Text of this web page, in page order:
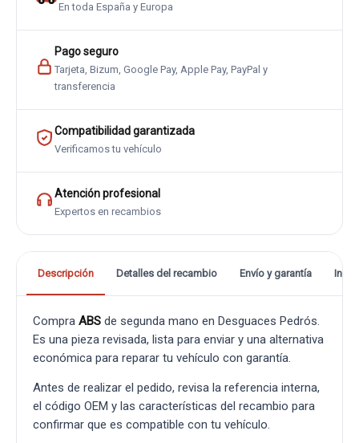
En toda España y Europa
Pago seguro
Tarjeta, Bizum, Google Pay, Apple Pay, PayPal y
transferencia
Compatibilidad garantizada
Verificamos tu vehículo
Atención profesional
Expertos en recambios
Descripción Detalles del recambio Envío y garantía
Compra ABS de segunda mano en Desguaces Pedrós.
Es una pieza revisada, lista para enviar y una alternativa
económica para reparar tu vehículo con garantía.
Antes de realizar el pedido, revisa la referencia interna,
el código OEM y las características del recambio para
confirmar que es compatible con tu vehículo.